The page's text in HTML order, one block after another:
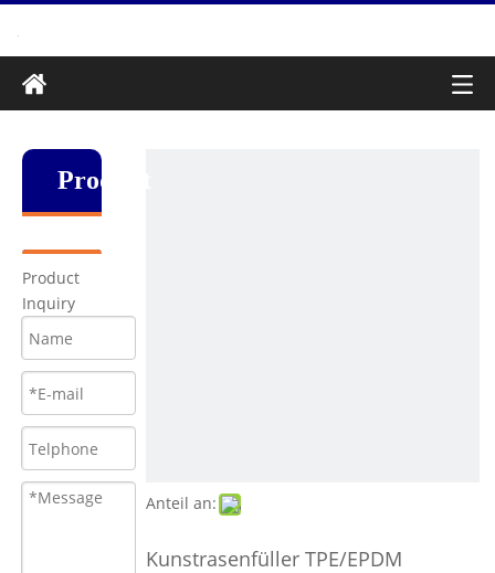
Produkt
Product
Inquiry
Anteil an:
Kunstrasenfüller TPE/EPDM